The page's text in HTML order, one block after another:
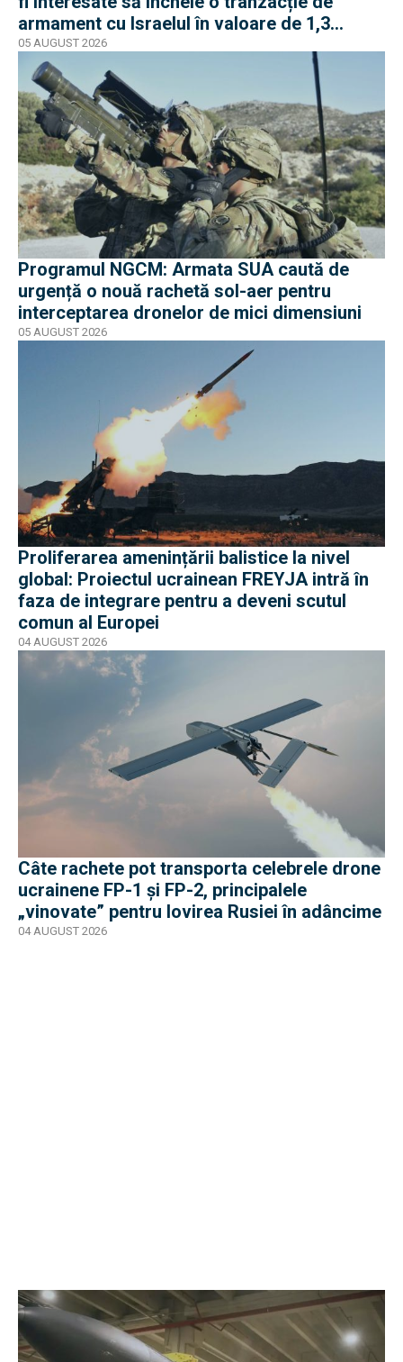
armament cu Israelul în valoare de 1,3
miliarde de dolari
05 AUGUST 2026
Programul NGCM: Armata SUA caută de
urgență o nouă rachetă sol-aer pentru
interceptarea dronelor de mici dimensiuni
05 AUGUST 2026
Proliferarea amenințării balistice la nivel
global: Proiectul ucrainean FREYJA intră în
faza de integrare pentru a deveni scutul
comun al Europei
04 AUGUST 2026
Câte rachete pot transporta celebrele drone
ucrainene FP-1 și FP-2, principalele
„vinovate” pentru lovirea Rusiei în adâncime
04 AUGUST 2026